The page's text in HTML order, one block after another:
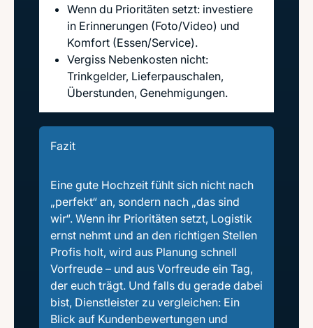
Wenn du Prioritäten setzt: investiere
in Erinnerungen (Foto/Video) und
Komfort (Essen/Service).
Vergiss Nebenkosten nicht:
Trinkgelder, Lieferpauschalen,
Überstunden, Genehmigungen.
Fazit
Eine gute Hochzeit fühlt sich nicht nach
„perfekt“ an, sondern nach „das sind
wir“. Wenn ihr Prioritäten setzt, Logistik
ernst nehmt und an den richtigen Stellen
Profis holt, wird aus Planung schnell
Vorfreude – und aus Vorfreude ein Tag,
der euch trägt. Und falls du gerade dabei
bist, Dienstleister zu vergleichen: Ein
Blick auf Kundenbewertungen und